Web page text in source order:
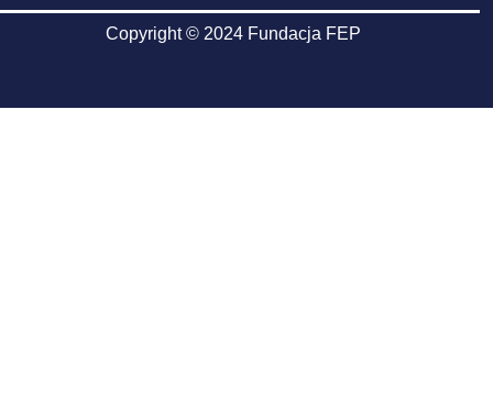
Copyright © 2024 Fundacja FEP